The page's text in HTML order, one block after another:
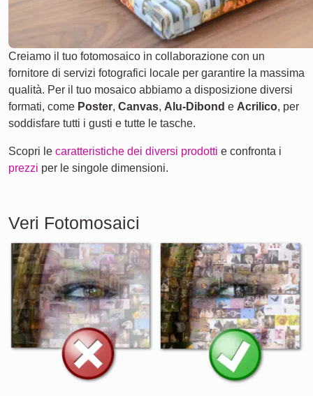
Creiamo il tuo fotomosaico in collaborazione con un
fornitore di servizi fotografici locale per garantire la massima
qualità. Per il tuo mosaico abbiamo a disposizione diversi
formati, come Poster, Canvas, Alu-Dibond e Acrilico, per
soddisfare tutti i gusti e tutte le tasche.
Scopri le caratteristiche dei diversi prodotti e confronta i
prezzi per le singole dimensioni.
Veri Fotomosaici